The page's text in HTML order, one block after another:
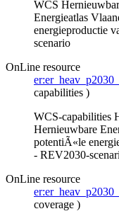
WCS
Energieatlas
energieproductie
scenario
OnLine resource
capabilities )
WCS-capabilities
Hernieuwbare
potentiÃ«le
- REV2030-
OnLine resource
coverage )